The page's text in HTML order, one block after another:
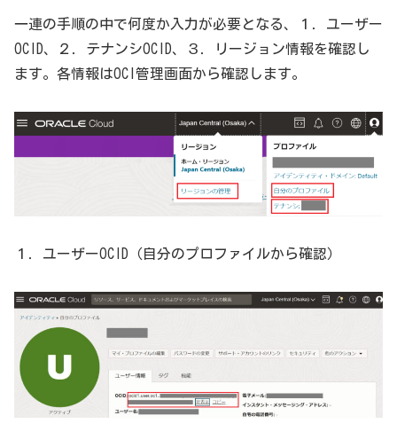
一連の手順の中で何度か入力が必要となる、１．ユーザー
OCID、２．テナンシOCID、３．リージョン情報を確認し
ます。各情報はOCI管理画面から確認します。
１．ユーザーOCID（自分のプロファイルから確認）